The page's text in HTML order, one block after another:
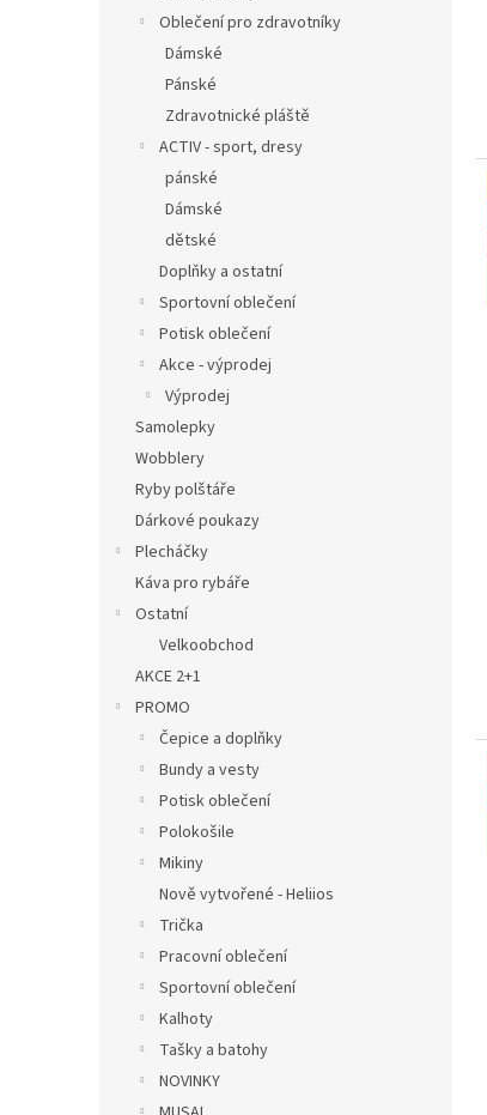
Oblečení pro zdravotníky
Dámské
Pánské
Zdravotnické pláště
ACTIV - sport, dresy
pánské
Dámské
dětské
Doplňky a ostatní
Sportovní oblečení
Potisk oblečení
Akce - výprodej
Výprodej
Samolepky
Wobblery
Ryby polštáře
Dárkové poukazy
Plecháčky
Káva pro rybáře
Ostatní
Velkoobchod
AKCE 2+1
PROMO
Čepice a doplňky
Bundy a vesty
Potisk oblečení
Polokošile
Mikiny
Nově vytvořené - Heliios
Trička
Pracovní oblečení
Sportovní oblečení
Kalhoty
Tašky a batohy
NOVINKY